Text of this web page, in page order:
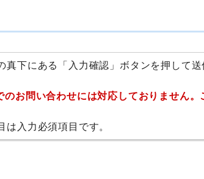
真下にある「入力確認」ボタンを押して
お問い合わせには対応しておりません。
入力必須項目です。